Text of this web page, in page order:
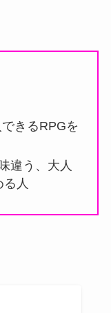
きるRPGを
違う、大人
人